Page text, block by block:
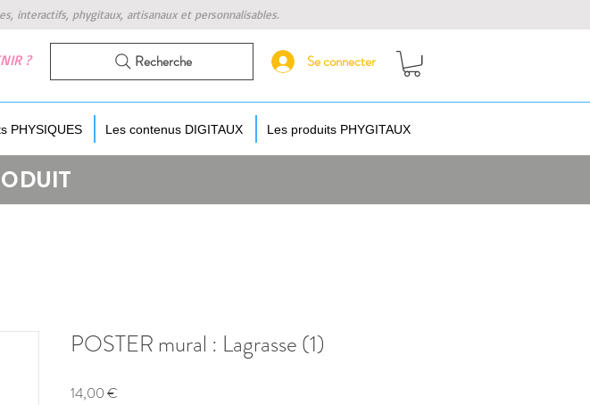
interactifs, phygitaux, artisanaux et personnalisables.
? Recherche Se connecter
PHYSIQUES Les contenus DIGITAUX Les produits PHYGITAUX
POSTER mural : Lagrasse (1)
14,00 €